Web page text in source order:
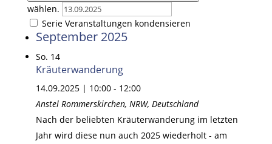
wählen.
Serie Veranstaltungen kondensieren
September 2025
So. 14
Kräuterwanderung
14.09.2025 | 10:00- 12:00
Anstel Rommerskirchen, NRW, Deutschland
Nach der beliebten Kräuterwanderung im letzten
Jahr wird diese nun auch 2025 wiederholt - am